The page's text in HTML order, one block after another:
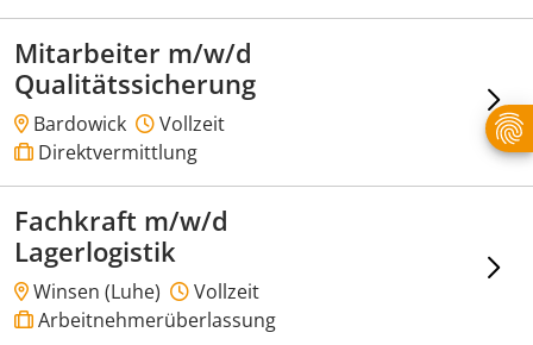
Mitarbeiter m/w/d
Qualitätssicherung
Bardowick
Vollzeit
Direktvermittlung
Fachkraft m/w/d
Lagerlogistik
Winsen (Luhe)
Vollzeit
Arbeitnehmerüberlassung